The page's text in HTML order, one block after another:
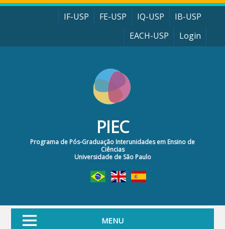
Pular para o conteúdo principal
IF-USP FE-USP IQ-USP
IB-USP
EACH-USP
Login
PIEC
Programa de Pós-Graduação Interunidades em Ensino de
Ciências
Universidade de São Paulo
MENU